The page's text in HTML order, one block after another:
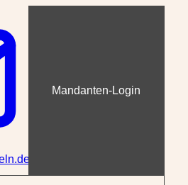
Mandanten-Login